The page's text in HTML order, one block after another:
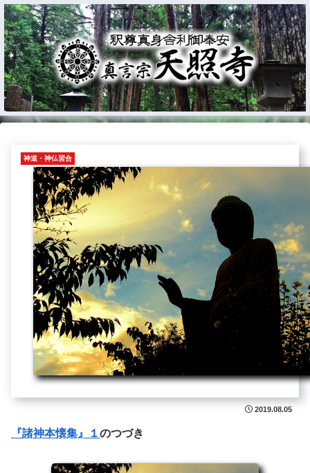
神道・神仏習合
2019.08.05
『諸神本懐集』１のつづき